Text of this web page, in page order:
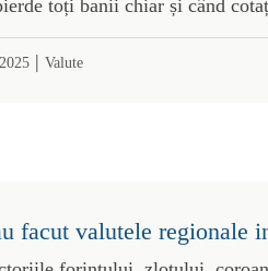
toți banii chiar și când
| Valute
facut valutele regionale